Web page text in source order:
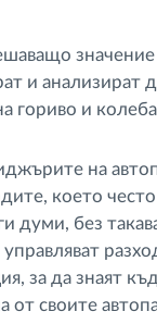
и анализират
и
на
което
думи, без
за да знаят
от своите